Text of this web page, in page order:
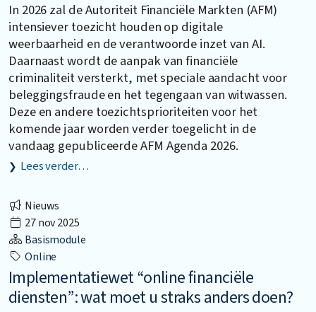
In 2026 zal de Autoriteit Financiële Markten (AFM)
intensiever toezicht houden op digitale
weerbaarheid en de verantwoorde inzet van AI.
Daarnaast wordt de aanpak van financiële
criminaliteit versterkt, met speciale aandacht voor
beleggingsfraude en het tegengaan van witwassen.
Deze en andere toezichtsprioriteiten voor het
komende jaar worden verder toegelicht in de
vandaag gepubliceerde AFM Agenda 2026.
Lees verder…
Nieuws
27 nov 2025
Basismodule
Online
Implementatiewet “online financiële
diensten”: wat moet u straks anders doen?